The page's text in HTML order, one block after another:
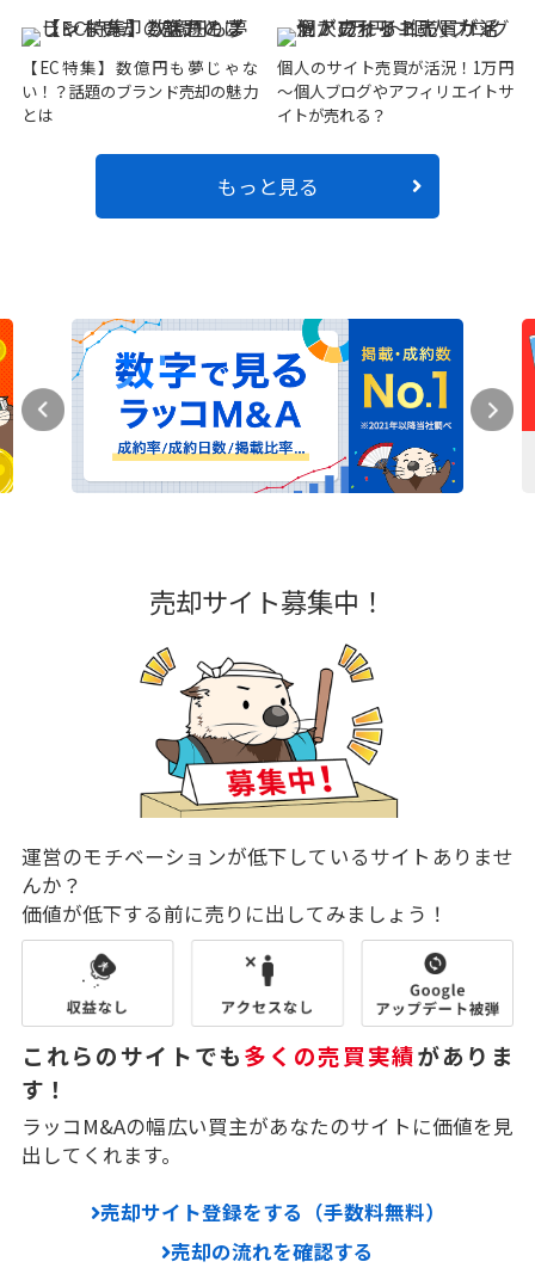
【EC特集】数億円も夢じゃな
い！？話題のブランド売却の魅力
とは
個人のサイト売買が活況！1万円
～個人ブログやアフィリエイトサ
イトが売れる？
もっと見る
売却サイト募集中！
運営のモチベーションが低下しているサイトありませ
んか？
価値が低下する前に売りに出してみましょう！
これらのサイトでも多くの売買実績がありま
す！
ラッコM&Aの幅広い買主があなたのサイトに価値を見
出してくれます。
売却サイト登録をする（手数料無料）
売却の流れを確認する